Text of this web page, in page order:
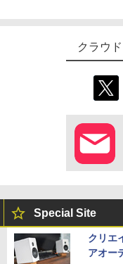
クラウ
Special Site
クリエ
アオー